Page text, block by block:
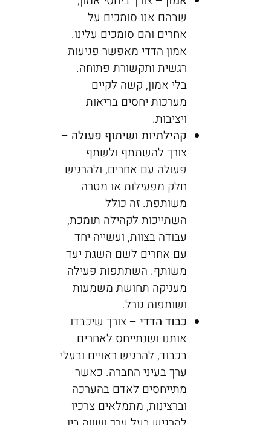
שבהם אנו סומכים על
אחרים והם סומכים עלינו.
אמון הדדי מאפשר פגיעות
רגשית ותקשורת פתוחה.
בלי אמון, קשה לקיים
מערכות יחסים בריאות
ויציבות.
קהילתיות ושיתוף פעולה–
צורך להשתתף ולשתף
פעולה עם אחרים, ולהרגיש
חלק מפעילות או מטרה
משותפת. זה כולל
השתייכות לקהילה תומכת,
עבודה בצוות, ועשייה יחד
עם אחרים לשם השגת יעד
משותף. השתתפות פעילה
מעניקה תחושת משמעות
ושותפות גורל.
כבוד הדדי– צורך שיכבדו
אותנו ושנתייחס לאחרים
בכבוד, להרגיש ראויים ובעלי
ערך בעיני החברה. כאשר
מתייחסים לאדם בהערכה
וברצינות, מתמלאים צרכיו